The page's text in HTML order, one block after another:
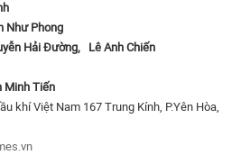
Như Phong
Hải Đường, Lê Anh Chiến
Minh Tiến
khí Việt Nam 167 Trung Kính, P.Yên Hòa,